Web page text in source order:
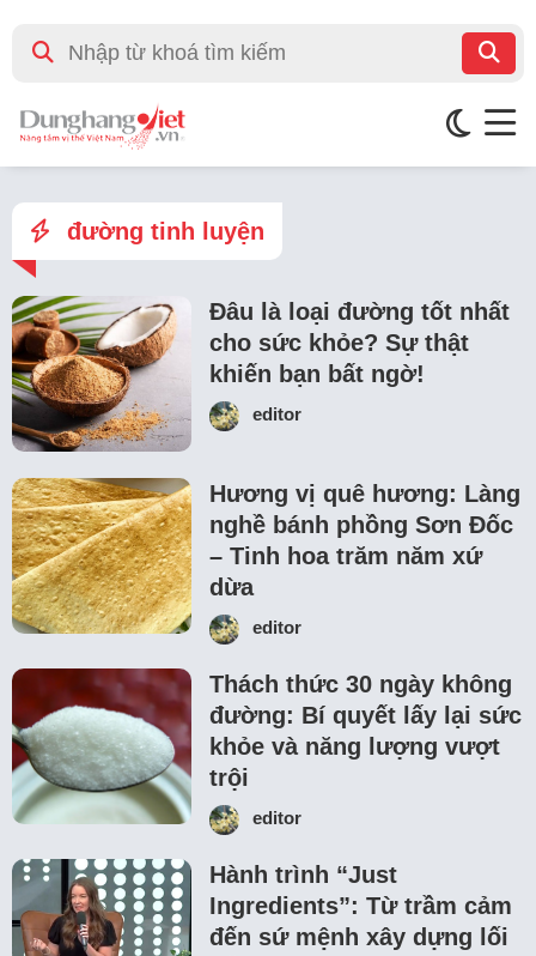
đường tinh luyện
Đâu là loại đường tốt nhất
cho sức khỏe? Sự thật
khiến bạn bất ngờ!
editor
Hương vị quê hương: Làng
nghề bánh phồng Sơn Đốc
– Tinh hoa trăm năm xứ
dừa
editor
Thách thức 30 ngày không
đường: Bí quyết lấy lại sức
khỏe và năng lượng vượt
trội
editor
Hành trình “Just
Ingredients”: Từ trầm cảm
đến sứ mệnh xây dựng lối